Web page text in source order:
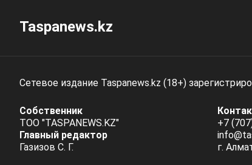
Taspanews.kz
Сетевое издание Taspanews.kz (18+)
Собственник
ТОО "TASPANEWS.KZ"
Главный редактор
Газизов С. Г.
+7
г.